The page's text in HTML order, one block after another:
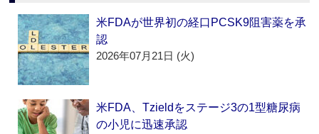
米FDAが世界初の経口PCSK9阻害薬を承
認
2026年07月21日 (火)
米FDA、Tzieldをステージ3の1型糖尿病
の小児に迅速承認